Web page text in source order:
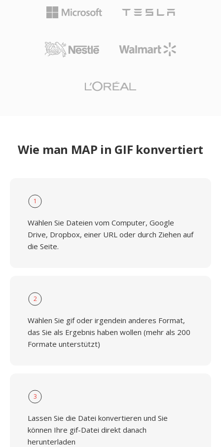
Wie man MAP in GIF konvertiert
1
Wählen Sie Dateien vom Computer, Google
Drive, Dropbox, einer URL oder durch Ziehen auf
die Seite.
2
Wählen Sie gif oder irgendein anderes Format,
das Sie als Ergebnis haben wollen (mehr als 200
Formate unterstützt)
3
Lassen Sie die Datei konvertieren und Sie
können Ihre gif-Datei direkt danach
herunterladen